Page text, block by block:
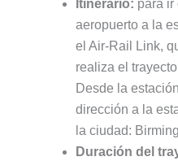
Itinerario: para ir
aeropuerto a la
el Air-Rail Link,
realiza el
Desde la
dirección a la
la ciudad:
Duración del